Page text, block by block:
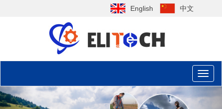
中文
English
Previous